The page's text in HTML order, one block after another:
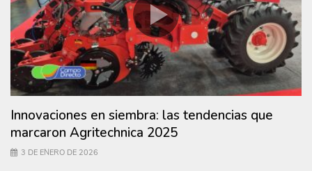
Innovaciones en siembra: las tendencias que
marcaron Agritechnica 2025
3 DE ENERO DE 2026